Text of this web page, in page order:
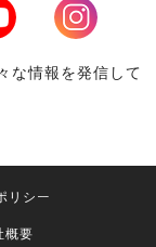
Instagram
な情報を発信して
リシー
概要